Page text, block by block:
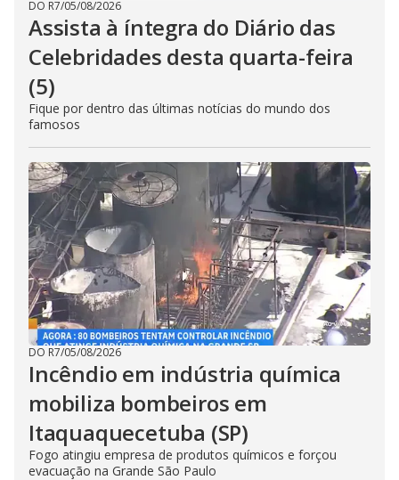
DO R7/05/08/2026
Assista à íntegra do Diário das
Celebridades desta quarta-feira
(5)
Fique por dentro das últimas notícias do mundo dos
famosos
DO R7/05/08/2026
Incêndio em indústria química
mobiliza bombeiros em
Itaquaquecetuba (SP)
Fogo atingiu empresa de produtos químicos e forçou
evacuação na Grande São Paulo